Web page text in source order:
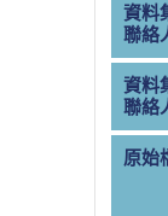
資料
聯絡
資料
聯絡
原始